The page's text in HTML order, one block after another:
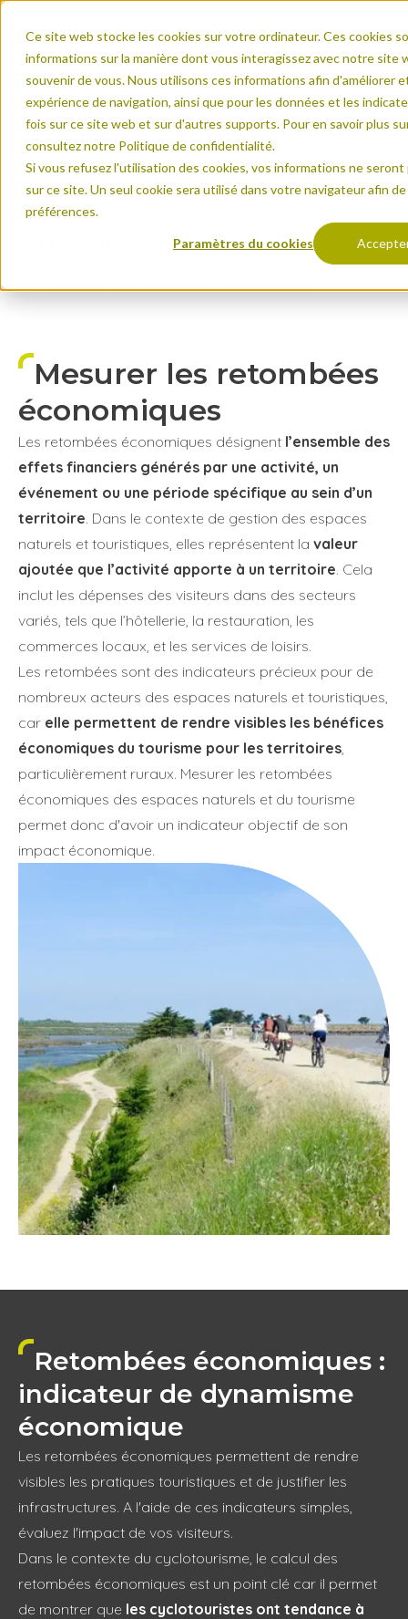
Ce site web stocke les cookies sur votre ordinateur. Ces cookies
informations sur la manière dont vous interagissez avec notre
souvenir de vous. Nous utilisons ces informations afin d'améliorer
expérience de navigation, ainsi que pour les données et les
fois sur ce site web et sur d'autres supports. Pour en savoir plus
consultez notre Politique de confidentialité.
Si vous refusez l'utilisation des cookies, vos informations ne
sur ce site. Un seul cookie sera utilisé dans votre navigateur afin
préférences.
Paramètres du cookies
Accueil
Espaces naturels
Préserver parcs et espaces naturels
Mesurer les retombées
économiques
Les retombées économiques désignent l’ensemble des
effets financiers générés par une activité, un
événement ou une période spécifique au sein d’un
territoire. Dans le contexte de gestion des espaces
naturels et touristiques, elles représentent la valeur
ajoutée que l’activité apporte à un territoire. Cela
inclut les dépenses des visiteurs dans des secteurs
variés, tels que l’hôtellerie, la restauration, les
commerces locaux, et les services de loisirs.
Les retombées sont des indicateurs précieux pour de
nombreux acteurs des espaces naturels et touristiques,
car elle permettent de rendre visibles les bénéfices
économiques du tourisme pour les territoires,
particulièrement ruraux. Mesurer les retombées
économiques des espaces naturels et du tourisme
permet donc d'avoir un indicateur objectif de son
impact économique.
Retombées économiques :
indicateur de dynamisme
économique
Les retombées économiques permettent de rendre
visibles les pratiques touristiques et de justifier les
infrastructures. A l'aide de ces indicateurs simples,
évaluez l'impact de vos visiteurs.
Dans le contexte du cyclotourisme, le calcul des
retombées économiques est un point clé car il permet
de montrer que les cyclotouristes ont tendance à
Prénom *
Organisation
Si vous consentez à ce que nous vous contactions à propos de
produits, services ou de notre univers, veuillez cocher la case
correspondante ci-après :
Afin de vous fournir le contenu demandé, nous devons stocker
vos données personnelles. Si vous nous autorisez à stocker vos
personnelles à cette fin, cochez la case ci-dessous.
J'accepte que Quanteo Group stocke et traite mes
personnelles.*
Vous pouvez vous désabonner de ces communications à tout
Politique de confidentialité